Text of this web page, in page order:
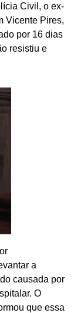
Civil, o ex-
Vicente Pires,
por 16 dias
resistiu e
a
causada por
O
que essa